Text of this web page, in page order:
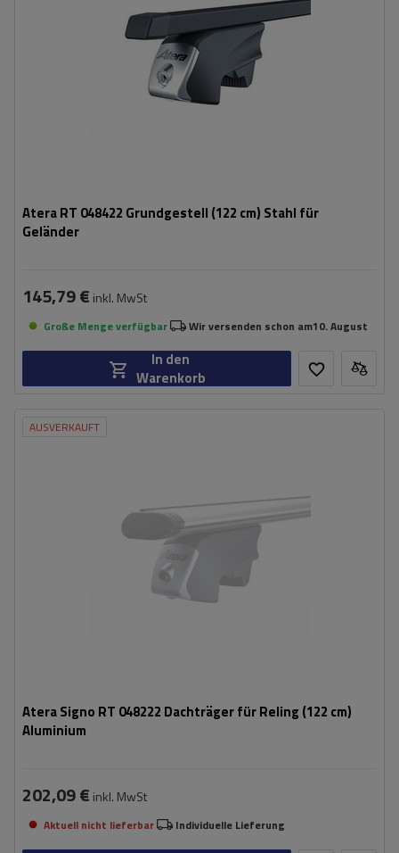
Atera RT 048422 Grundgestell (122 cm) Stahl für
Geländer
145,79 € inkl. MwSt
Große Menge verfügbar Wir versenden schon am10. August
In den
Warenkorb
AUSVERKAUFT
Atera Signo RT 048222 Dachträger für Reling (122 cm)
Aluminium
202,09 € inkl. MwSt
Aktuell nicht lieferbar Individuelle Lieferung